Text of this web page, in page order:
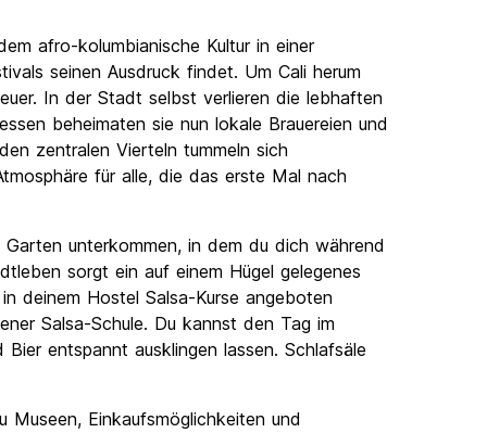
afro-kolumbianische Kultur in einer
seinen Ausdruck findet. Um Cali herum
In der Stadt selbst verlieren die lebhaften
beheimaten sie nun lokale Brauereien und
zentralen Vierteln tummeln sich
für alle, die das erste Mal nach
unterkommen, in dem du dich während
sorgt ein auf einem Hügel gelegenes
deinem Hostel Salsa-Kurse angeboten
Salsa-Schule. Du kannst den Tag im
entspannt ausklingen lassen. Schlafsäle
Einkaufsmöglichkeiten und